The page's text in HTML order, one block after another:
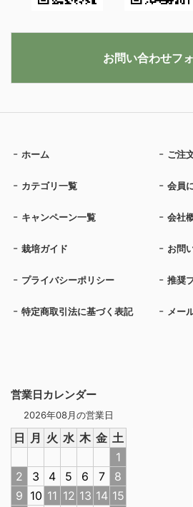
営業日カレンダー
2026年08月の営業日
日 月 火 水 木 金 土
1
2
3 4 5 6 7
8
9 10 11 12 13 14 15
ホーム ご注
カテゴリ一覧 会員
キャンペーン一覧 会社
栽培ガイド お問
プライバシーポリシー 推奨
特定商取引法に基づく表記 メー
お問い合わせフ